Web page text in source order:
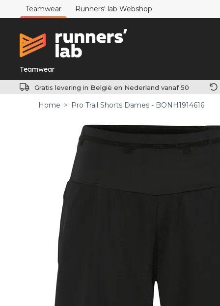
Teamwear Runners' lab Webshop
Teamwear
Gratis levering in België en Nederland vanaf 50
Home > Pro Trail Shorts Dames - BONH1914616